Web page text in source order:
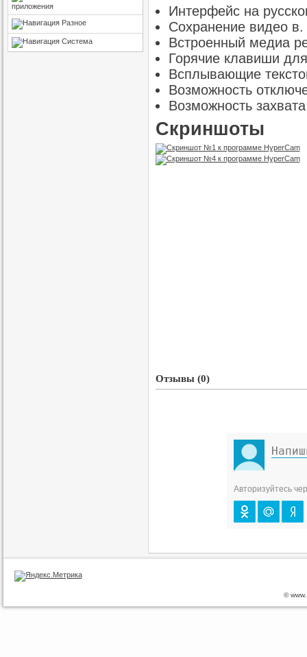
приложения
Разное
Система
Интерфейс на
Сохранение видео
Встроенный медиа
Горячие клавиши
Всплывающие
Возможность
Возможность
Скриншоты
Отзывы (0)
Авторизуйтесь
©